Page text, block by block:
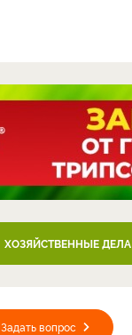
ХОЗЯЙСТВЕННЫЕ ДЕЛА
Задать вопрос